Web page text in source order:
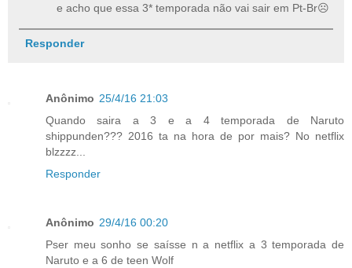
e acho que essa 3* temporada não vai sair em Pt-Br☹
Responder
Anônimo 25/4/16 21:03
Quando saira a 3 e a 4 temporada de Naruto
shippunden??? 2016 ta na hora de por mais? No netflix
blzzzz...
Responder
Anônimo 29/4/16 00:20
Pser meu sonho se saísse n a netflix a 3 temporada de
Naruto e a 6 de teen Wolf